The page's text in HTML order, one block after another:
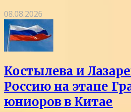
08.08.2026
Костылева и
Россию на этапе
юниоров в Китае